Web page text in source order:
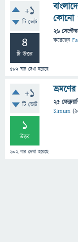
+1
টি ভোট
4
টি উত্তর
582বার দেখা হয়েছে
কোনো
26
করেছেন
+1
টি ভোট
1
উত্তর
602বার দেখা হয়েছে
25
Simum (